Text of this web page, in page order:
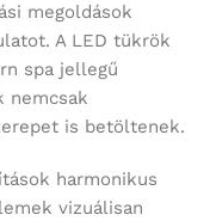
megoldások
A LED tükrök
spa jellegű
nemcsak
is betöltenek.
harmonikus
vizuálisan